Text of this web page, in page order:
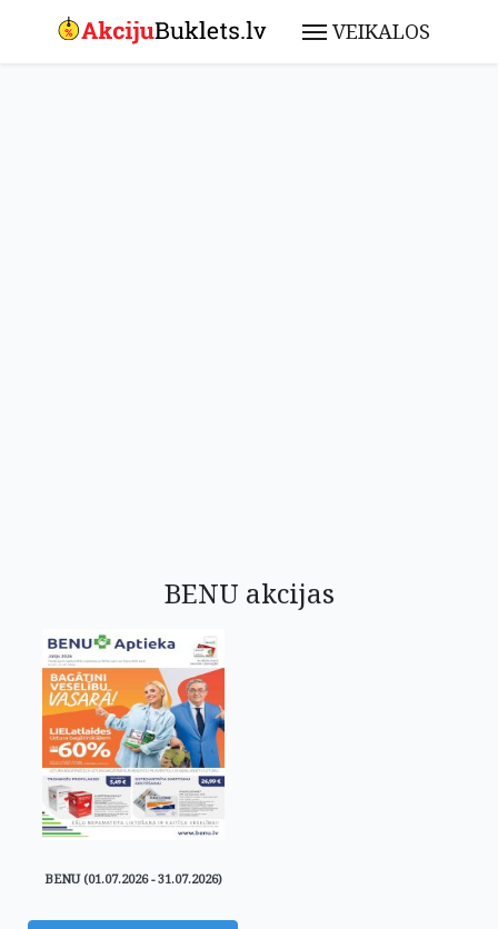
VEIKALOS
BENU akcijas
BENU (01.07.2026 - 31.07.2026)